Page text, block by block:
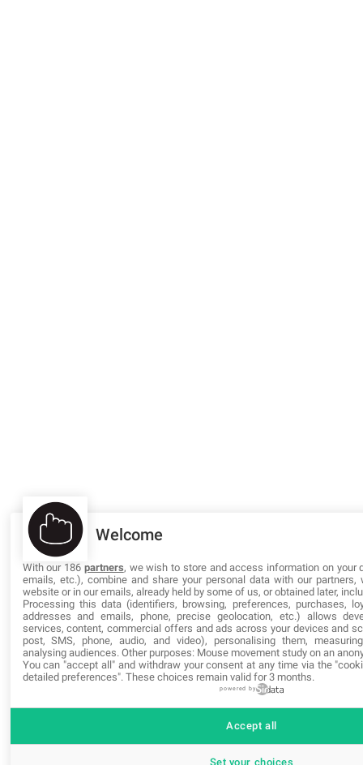
Welcome
With our 186 partners, we wish to store and access information on your
emails, etc.), combine and share your personal data with our
website or in our emails, already held by some of us, or obtained later,
Processing this data (identifiers, browsing, preferences, purchases,
addresses and emails, phone, precise geolocation, etc.) allows
services, content, commercial offers and ads across your devices and
post, SMS, phone, audio, and video), personalising them,
analysing audiences. Other purposes: Mouse movement study on an
You can "accept all" and withdraw your consent at any time via the
detailed preferences". These choices remain valid for 3 months.
powered by
Set your choices
Accept all